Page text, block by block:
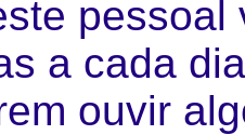
a cada
ouvir